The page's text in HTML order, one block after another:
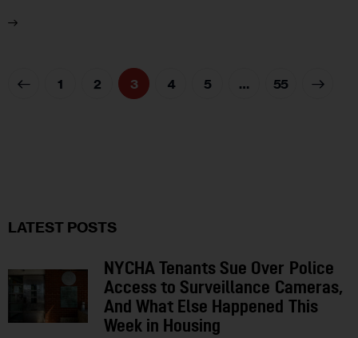
1 2 3 4 5 … 55
>
LATEST POSTS
NYCHA Tenants Sue Over Police
Access to Surveillance Cameras,
And What Else Happened This
Week in Housing